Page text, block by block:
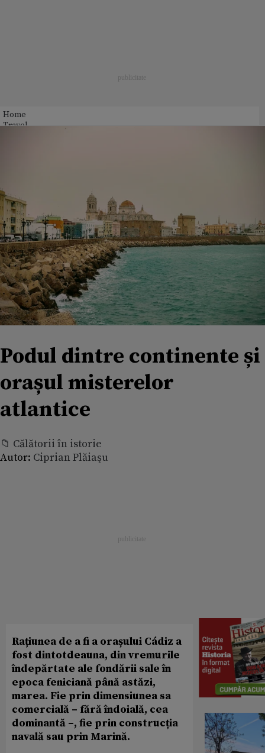
Home
Travel
Podul dintre continente și
orașul misterelor
atlantice
📁 Călătorii în istorie
Autor: Ciprian Plăiaşu
Rațiunea de a fi a orașului Cádiz a
fost dintotdeauna, din vremurile
îndepărtate ale fondării sale în
epoca feniciană până astăzi,
marea. Fie prin dimensiunea sa
comercială – fără îndoială, cea
dominantă –, fie prin construcția
navală sau prin Marină.